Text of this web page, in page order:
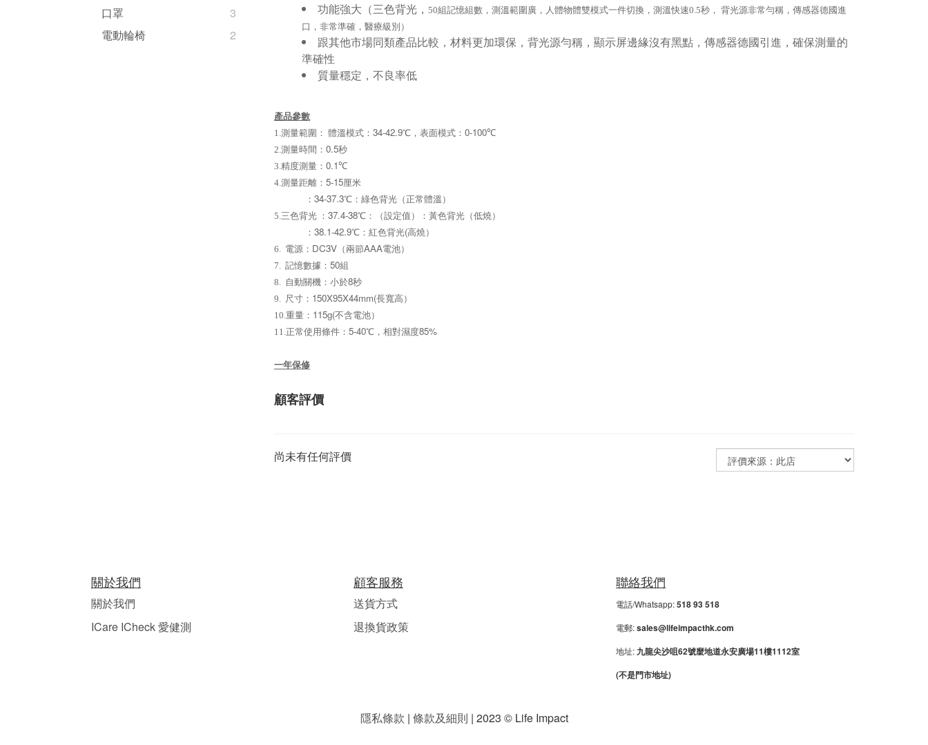
口罩
3
電動輪椅
2
功能強大（三色背光， 50組記憶組數，測溫範圍廣，人體物體雙模式一件切換，測溫快速0.5秒， 背光源非常勻稱，傳感器德國進
口，非常準確，醫療級別）
跟其他市場同類產品比較，材料更加環保，背光源勻稱，顯示屏邊緣沒有黑點，傳感器德國引進，確保測量的
準確性
質量穩定，不良率低
產品參數
1.測量範圍： 體溫模式： 34-42.9℃，表面模式： 0-100℃
2.測量時間： 0.5秒
3.精度測量： 0.1℃
4.測量距離： 5-15厘米
： 34-37.3℃：綠色背光（正常體溫）
5.三色背光 ： 37.4-38℃：（設定值）：黃色背光（低燒）
： 38.1-42.9℃：紅色背光(高燒）
6. 電源： DC3V （兩節AAA電池）
7. 記憶數據： 50組
8. 自動關機：小於8秒
9. 尺寸： 150X95X44mm(長寬高）
10.重量： 115g(不含電池）
11.正常使用條件： 5-40℃，相對濕度85%
一年保修
顧客評價
尚未有任何評價
關於我們
關於我們
ICare ICheck 愛健測
顧客服務
送貨方式
退換貨政策
聯絡我們
電話/Whatsapp:518 93 518
電郵:sales@lifeimpacthk.com
地址: 九龍尖沙咀62號麼地道永安廣場11樓1112室
(不是門市地址)
隱私條款 | 條款及細則 | 2023 © Life Impact